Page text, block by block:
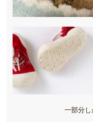
一部分